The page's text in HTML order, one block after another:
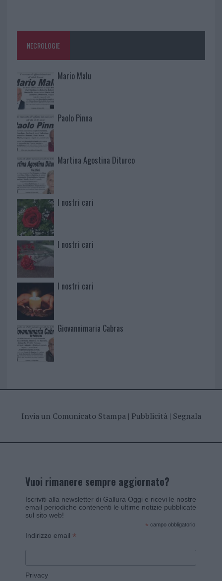
NECROLOGIE
Mario Malu
Paolo Pinna
Martina Agostina Diturco
I nostri cari
I nostri cari
I nostri cari
Giovannimaria Cabras
Invia un Comunicato Stampa| Pubblicità| Segnala
Vuoi rimanere sempre aggiornato?
Iscriviti alla newsletter di Gallura Oggi e ricevi le nostre
email periodiche contenenti le ultime notizie pubblicate
sul sito web!
* campo obbligatorio
Indirizzo email *
Privacy